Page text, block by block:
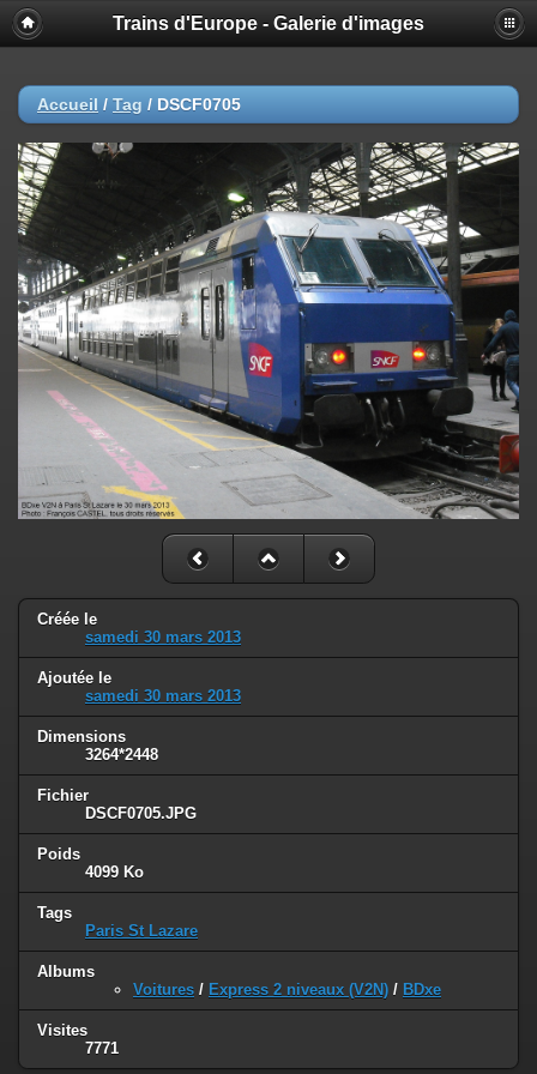
Trains d'Europe - Galerie d'images
Accueil / Tag / DSCF0705
Créée le
samedi 30 mars 2013
Ajoutée le
samedi 30 mars 2013
Dimensions
3264*2448
Fichier
DSCF0705.JPG
Poids
4099 Ko
Tags
Paris St Lazare
Albums
Voitures / Express 2 niveaux (V2N) / BDxe
Visites
7771